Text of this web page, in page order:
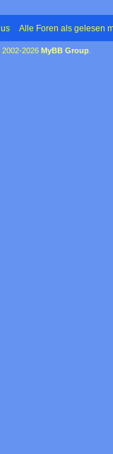
Alle Foren als gelesen
2002-2026 MyBB Group